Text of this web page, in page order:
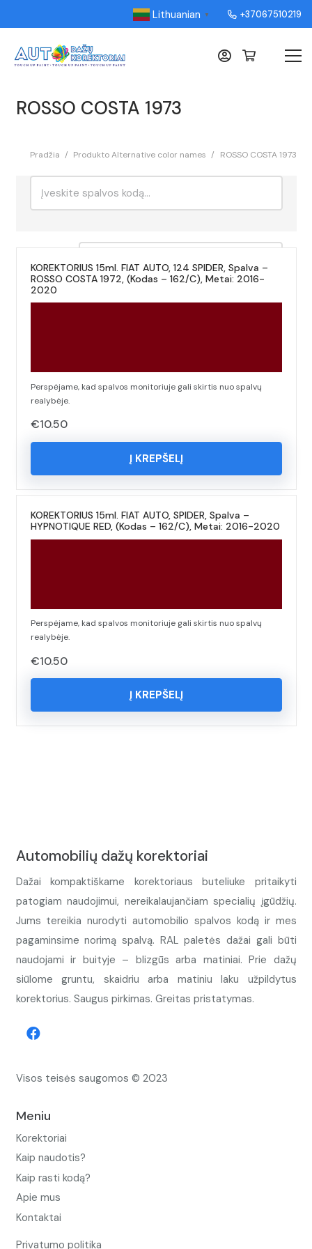
Lithuanian ▼ +37067510219
ROSSO COSTA 1973
Pradžia / Produkto Alternative color names / ROSSO COSTA 1973
KOREKTORIUS 15ml. FIAT AUTO, 124 SPIDER, Spalva –
ROSSO COSTA 1972, (Kodas – 162/C), Metai: 2016-
2020
Perspėjame, kad spalvos monitoriuje gali skirtis nuo spalvų
realybėje.
€10.50
Į KREPŠELĮ
KOREKTORIUS 15ml. FIAT AUTO, SPIDER, Spalva –
HYPNOTIQUE RED, (Kodas – 162/C), Metai: 2016-2020
Perspėjame, kad spalvos monitoriuje gali skirtis nuo spalvų
realybėje.
€10.50
Į KREPŠELĮ
Automobilių dažų korektoriai
Dažai kompaktiškame korektoriaus buteliuke pritaikyti
patogiam naudojimui, nereikalaujančiam specialių įgūdžių.
Jums tereikia nurodyti automobilio spalvos kodą ir mes
pagaminsime norimą spalvą. RAL paletės dažai gali būti
naudojami ir buityje – blizgūs arba matiniai. Prie dažų
siūlome gruntu, skaidriu arba matiniu laku užpildytus
korektorius. Saugus pirkimas. Greitas pristatymas.
Visos teisės saugomos © 2023
Meniu
Korektoriai
Kaip naudotis?
Kaip rasti kodą?
Apie mus
Kontaktai
Privatumo politika